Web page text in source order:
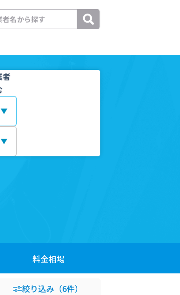
者
料金相場
絞り込み （6件）